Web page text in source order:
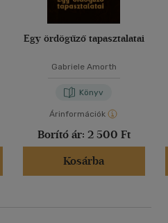
Egy ördögűző tapasztalatai
Gabriele Amorth
Könyv
Árinformációk
Borító ár: 2 500 Ft
Kosárba